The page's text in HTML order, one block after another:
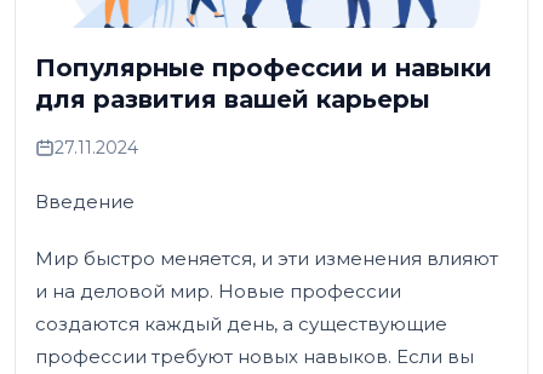
Популярные профессии и навыки
для развития вашей карьеры
27.11.2024
Введение
Мир быстро меняется, и эти изменения влияют
и на деловой мир. Новые профессии
создаются каждый день, а существующие
профессии требуют новых навыков. Если вы